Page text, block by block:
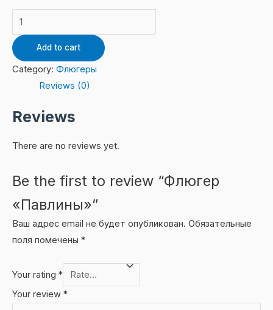
Флюгер
"Павлины"
quantityAdd to cart
Category: Флюгеры
Reviews (0)
Reviews
There are no reviews yet.
Be the first to review “Флюгер
«Павлины»”
Ваш адрес email не будет опубликован. Обязательные
поля помечены *
Your rating *
Your review *